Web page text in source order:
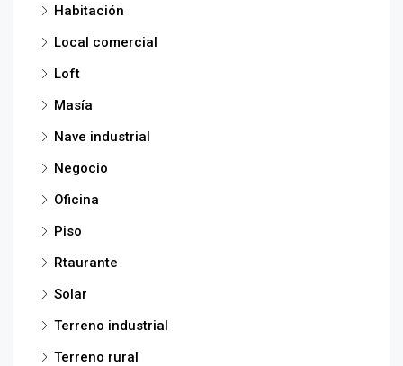
Habitación
Local comercial
Loft
Masía
Nave industrial
Negocio
Oficina
Piso
Rtaurante
Solar
Terreno industrial
Terreno rural